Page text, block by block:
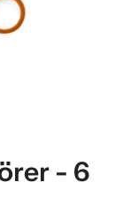
- 6